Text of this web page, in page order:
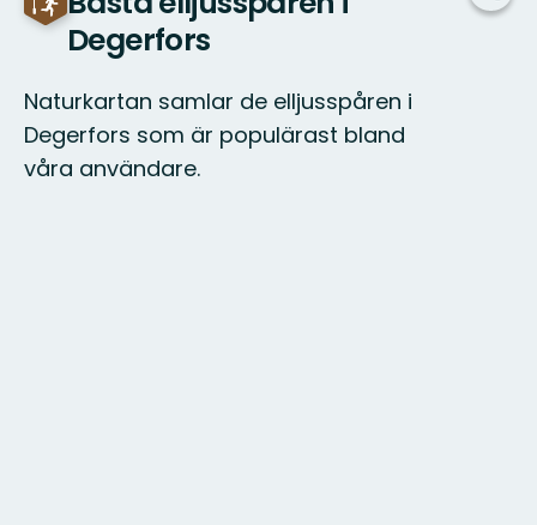
Degerfors
Naturkartan samlar de elljusspåren i
Degerfors som är populärast bland
våra användare.